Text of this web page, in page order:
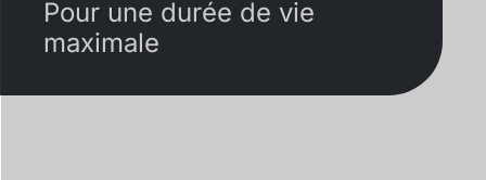
Pour une durée de vie
maximale